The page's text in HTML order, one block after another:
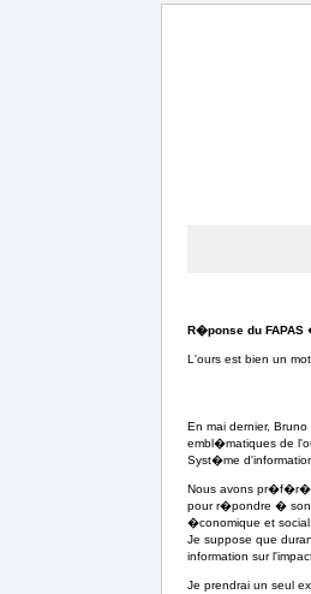
R�ponse du FAPAS
L'ours est bien un
En mai dernier,
embl�matiques de
Syst�me
Nous avons pr�f�r�
pour r�pondre � son
�conomique et social.
Je suppose que
information sur
Je prendrai un seul